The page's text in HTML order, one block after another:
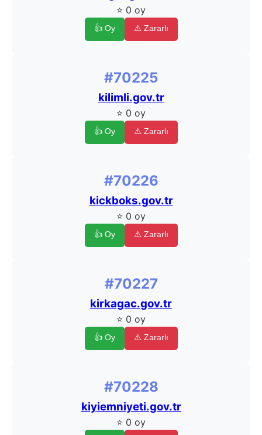
⭐ 0 oy
👍 Oy ⚠️ Zararlı
#70225
kilimli.gov.tr
⭐ 0 oy
👍 Oy ⚠️ Zararlı
#70226
kickboks.gov.tr
⭐ 0 oy
👍 Oy ⚠️ Zararlı
#70227
kirkagac.gov.tr
⭐ 0 oy
👍 Oy ⚠️ Zararlı
#70228
kiyiemniyeti.gov.tr
⭐ 0 oy